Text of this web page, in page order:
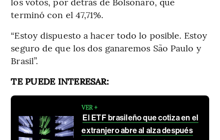
terminó con el 47,71%.
“Estoy dispuesto a hacer todo lo posible. Estoy
seguro de que los dos ganaremos São Paulo y
Brasil”.
TE PUEDE INTERESAR:
VER +
El ETF brasileño que cotiza en el
extranjero abre al alza después